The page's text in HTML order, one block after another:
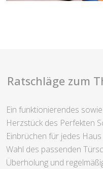
Ratschläge zum
Ein funktionierendes
Herzstück des Perfekten
Einbrüchen für jedes
Wahl des passenden
Überholung und